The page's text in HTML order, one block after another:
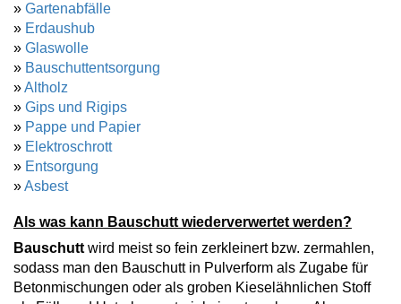
» Gartenabfälle
» Erdaushub
» Glaswolle
» Bauschuttentsorgung
»Altholz
» Gips und Rigips
» Pappe und Papier
» Elektroschrott
» Entsorgung
»Asbest
Als was kann Bauschutt wiederverwertet werden?
Bauschutt wird meist so fein zerkleinert bzw. zermahlen,
sodass man den Bauschutt in Pulverform als Zugabe für
Betonmischungen oder als groben Kieselähnlichen Stoff